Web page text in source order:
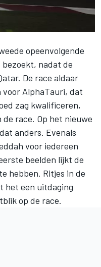
opeenvolgende
bezoekt, nadat de
De race aldaar
voor AlphaTauri, dat
zag kwalificeren,
race. Op het nieuwe
anders. Evenals
voor iedereen
beelden lijkt de
hebben. Ritjes in de
het een uitdaging
op de race.